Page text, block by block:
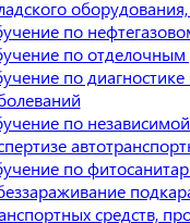
по
по отделочным
по
по
по
средств,